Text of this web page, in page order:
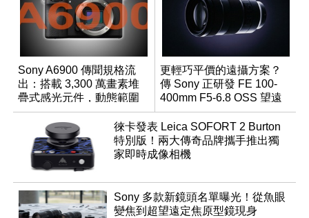
Sony A6900 傳聞規格流
出：搭載 3,300 萬畫素堆
疊式感光元件，動態範圍
超過 15 級
更輕巧平價的遠攝方案？
傳 Sony 正研發 FE 100-
400mm F5-6.8 OSS 望遠
變焦鏡頭
徠卡發表 Leica SOFORT 2 Burton
特別版！兩大傳奇品牌攜手推出獨
家即時成像相機
Sony 多款新鏡頭名單曝光！從魚眼
變焦到超望遠定焦原型鏡現身